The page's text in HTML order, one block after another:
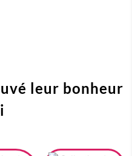
leur bonheur